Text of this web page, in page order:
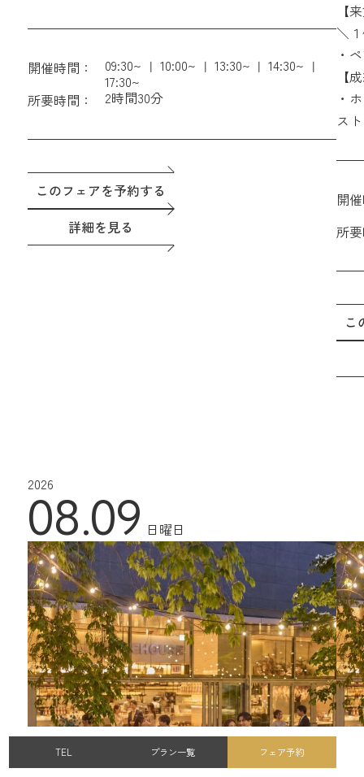
む）
GATEHOUSEレストラン利用時15%OFF会員権
2026年に挙式の方へのプランも続々誕生！
開催時間： 09:30~ 10:00~ 13:30~
14:30~
17:30~
所要時間：
2時間30分
このフェアを予約する
詳細を見る
相
【
＼
・
に!
・
を
【
・
ス
・
別
開
所
こ
2026
08.09 日曜日
TEL プラン一覧 フェア予約